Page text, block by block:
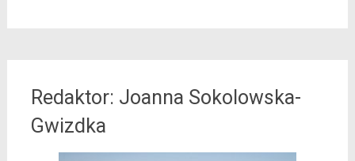
Redaktor: Joanna Sokolowska-
Gwizdka